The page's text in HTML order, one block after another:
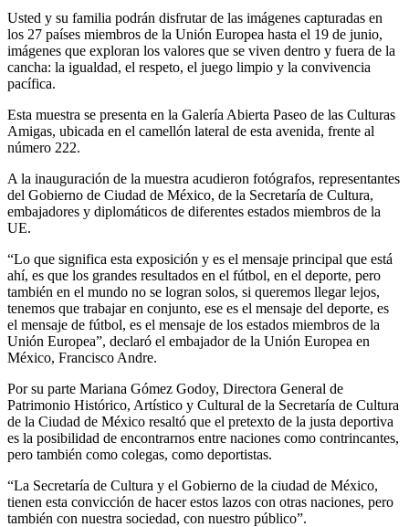
Usted y su familia podrán disfrutar de las imágenes capturadas en
los 27 países miembros de la Unión Europea hasta el 19 de junio,
imágenes que exploran los valores que se viven dentro y fuera de la
cancha: la igualdad, el respeto, el juego limpio y la convivencia
pacífica.
Esta muestra se presenta en la Galería Abierta Paseo de las Culturas
Amigas, ubicada en el camellón lateral de esta avenida, frente al
número 222.
A la inauguración de la muestra acudieron fotógrafos, representantes
del Gobierno de Ciudad de México, de la Secretaría de Cultura,
embajadores y diplomáticos de diferentes estados miembros de la
UE.
“Lo que significa esta exposición y es el mensaje principal que está
ahí, es que los grandes resultados en el fútbol, en el deporte, pero
también en el mundo no se logran solos, si queremos llegar lejos,
tenemos que trabajar en conjunto, ese es el mensaje del deporte, es
el mensaje de fútbol, es el mensaje de los estados miembros de la
Unión Europea”, declaró el embajador de la Unión Europea en
México, Francisco Andre.
Por su parte Mariana Gómez Godoy, Directora General de
Patrimonio Histórico, Artístico y Cultural de la Secretaría de Cultura
de la Ciudad de México resaltó que el pretexto de la justa deportiva
es la posibilidad de encontrarnos entre naciones como contrincantes,
pero también como colegas, como deportistas.
“La Secretaría de Cultura y el Gobierno de la ciudad de México,
tienen esta convicción de hacer estos lazos con otras naciones, pero
también con nuestra sociedad, con nuestro público”.